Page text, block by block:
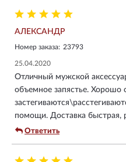
АЛЕКСАНДР
Номер заказа: 23793
25.04.2020
Отличный мужской
объемное запястье. Хорошо
помощи. Доставка быстрая,
Ответить